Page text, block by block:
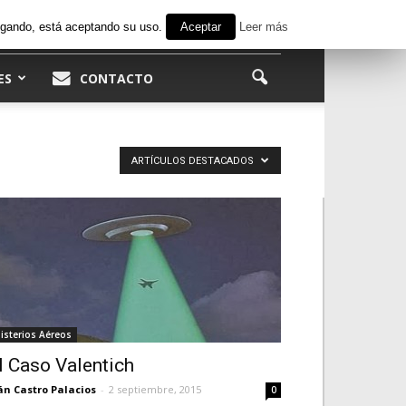
CONTACTO
ARTÍCULOS DESTACADOS
Aéreos
Caso Valentich
Castro Palacios - 2 septiembre, 2015 0
está aceptando su uso. Aceptar Leer más